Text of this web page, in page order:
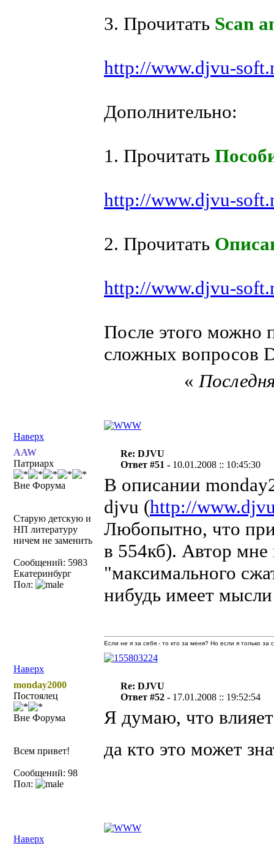
3. Прочитать Scan
http://www.djvu-
Дополнительно:
1. Прочитать
http://www.djvu-
2. Прочитать
http://www.djvu-
После этого можно
сложных вопросов
Наверх
«
AAW
Патриарх
Вне Форума
Старую детскую и
НП литературу
ничем не заменить
Сообщений: 5983
Екатеринбург
Пол:
Re: DJVU
Ответ #51 - 10.01.2008 :: 10:45:30
В описании
djvu (http://
Любопытно, что
в 554кб). Автор мне
"максимального
нибудь имеет
Наверх
Если не я за себя - то кто за меня? Но если я только
monday2000
Постоялец
Вне Форума
Всем привет!
Сообщений: 98
Пол:
Re: DJVU
Ответ #52 - 17.01.2008 :: 19:52:54
Я думаю, что
да кто это может
Наверх